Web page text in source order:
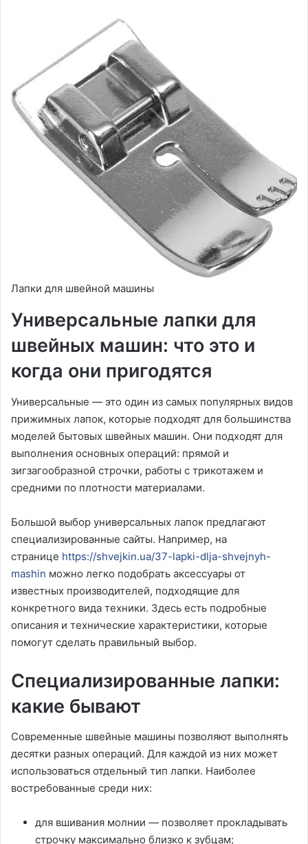
Лапки для швейной машины
Универсальные лапки для
швейных машин: что это и
когда они пригодятся
Универсальные — это один из самых популярных видов
прижимных лапок, которые подходят для большинства
моделей бытовых швейных машин. Они подходят для
выполнения основных операций: прямой и
зигзагообразной строчки, работы с трикотажем и
средними по плотности материалами.
Большой выбор универсальных лапок предлагают
специализированные сайты. Например, на
странице https://shvejkin.ua/37-lapki-dlja-shvejnyh-
mashin можно легко подобрать аксессуары от
известных производителей, подходящие для
конкретного вида техники. Здесь есть подробные
описания и технические характеристики, которые
помогут сделать правильный выбор.
Специализированные лапки:
какие бывают
Современные швейные машины позволяют выполнять
десятки разных операций. Для каждой из них может
использоваться отдельный тип лапки. Наиболее
востребованные среди них:
для вшивания молнии — позволяет прокладывать
строчку максимально близко к зубцам;